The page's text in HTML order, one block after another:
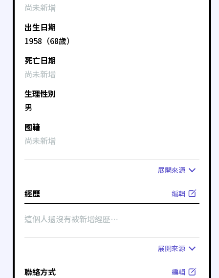
尚未新增
出生日期
1958（68歲）
死亡日期
尚未新增
生理性別
男
國籍
尚未新增
展開來源
經歷 編輯
這個人還沒有被新增經歷⋯
展開來源
聯絡方式 編輯